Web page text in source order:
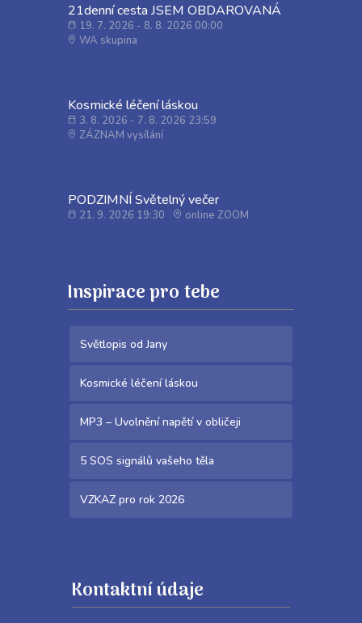
21denní cesta JSEM OBDAROVANÁ
19. 7. 2026 - 8. 8. 2026 00:00
WA skupina
Kosmické léčení láskou
3. 8. 2026 - 7. 8. 2026 23:59
ZÁZNAM vysílání
PODZIMNÍ Světelný večer
21. 9. 2026 19:30 online ZOOM
Inspirace pro tebe
Světlopis od Jany
Kosmické léčení láskou
MP3 – Uvolnění napětí v obličeji
5 SOS signálů vašeho těla
VZKAZ pro rok 2026
Kontaktní údaje